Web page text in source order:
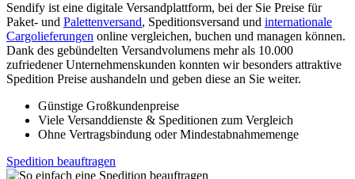
Sendify ist eine digitale Versandplattform, bei der Sie Preise für
Paket- und Palettenversand, Speditionsversand und internationale
Cargolieferungen online vergleichen, buchen und managen können.
Dank des gebündelten Versandvolumens mehr als 10.000
zufriedener Unternehmenskunden konnten wir besonders attraktive
Spedition Preise aushandeln und geben diese an Sie weiter.
Günstige Großkundenpreise
Viele Versanddienste & Speditionen zum Vergleich
Ohne Vertragsbindung oder Mindestabnahmemenge
Spedition beauftragen